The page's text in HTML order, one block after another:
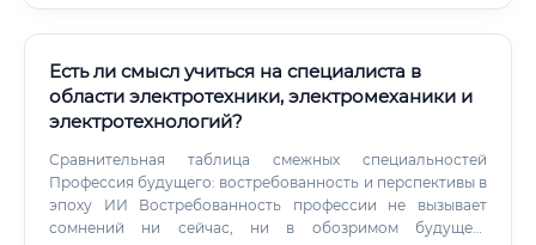
Есть ли смысл учиться на специалиста в
области электротехники, электромеханики и
электротехнологий?
Сравнительная таблица смежных специальностей
Профессия будущего: востребованность и перспективы в
эпоху ИИ Востребованность профессии не вызывает
сомнений ни сейчас, ни в обозримом будущем.